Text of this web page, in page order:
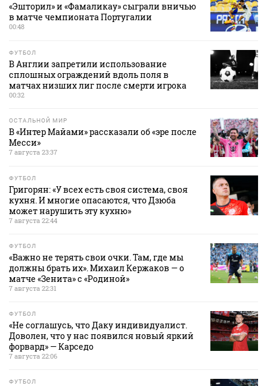
«Эшторил» и «Фамаликау» сыграли вничью
в матче чемпионата Португалии
00:48
ФУТБОЛ
В Англии запретили использование
сплошных ограждений вдоль поля в
матчах низших лиг после смерти игрока
00:32
ОСТАЛЬНОЙ МИР
В «Интер Майами» рассказали об «эре после
Месси»
7 августа 23:37
ФУТБОЛ
Григорян: «У всех есть своя система, своя
кухня. И многие опасаются, что Дзюба
может нарушить эту кухню»
7 августа 22:44
ФУТБОЛ
«Важно не терять свои очки. Там, где мы
должны брать их». Михаил Кержаков — о
матче «Зенита» с «Родиной»
7 августа 22:31
ФУТБОЛ
«Не соглашусь, что Даку индивидуалист.
Доволен, что у нас появился новый яркий
форвард» — Карседо
7 августа 22:06
ФУТБОЛ